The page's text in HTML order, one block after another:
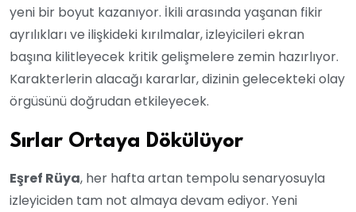
yeni bir boyut kazanıyor. İkili arasında yaşanan fikir
ayrılıkları ve ilişkideki kırılmalar, izleyicileri ekran
başına kilitleyecek kritik gelişmelere zemin hazırlıyor.
Karakterlerin alacağı kararlar, dizinin gelecekteki olay
örgüsünü doğrudan etkileyecek.
Sırlar Ortaya Dökülüyor
Eşref Rüya, her hafta artan tempolu senaryosuyla
izleyiciden tam not almaya devam ediyor. Yeni